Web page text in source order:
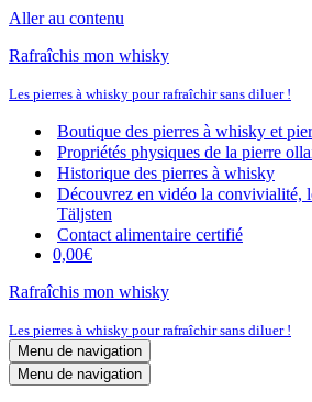
Aller au contenu
Rafraîchis mon whisky
Les pierres à whisky pour rafraîchir sans diluer !
Boutique des pierres à whisky et
Propriétés physiques de la pierre
Historique des pierres à whisky
Découvrez en vidéo la convivialité,
Täljsten
Contact alimentaire certifié
0,00€
Rafraîchis mon whisky
Les pierres à whisky pour rafraîchir sans diluer !
Menu de navigation
Menu de navigation